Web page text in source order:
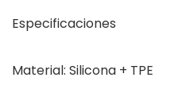
Especificaciones
Material: Silicona + TPE